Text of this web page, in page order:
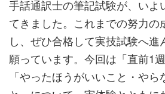
手話通訳士の筆記試験が、いよ
てきました。これまでの努力の
し、ぜひ合格して実技試験へ進
願っています。今回は「直前1
「やったほうがいいこと・やら